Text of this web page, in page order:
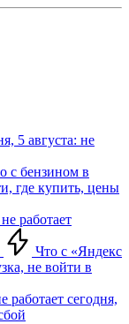
5 августа: не
с бензином в
где купить, цены
работает
Что с «Яндекс
не войти в
сегодня,